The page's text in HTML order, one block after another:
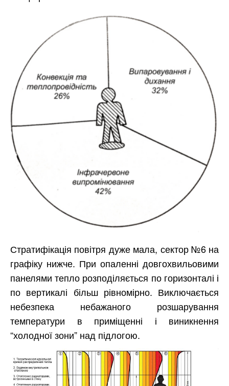
Стратифікація повітря дуже мала, сектор №6 на
графіку нижче. При опаленні довгохвильовими
панелями тепло розподіляється по горизонталі і
по вертикалі більш рівномірно. Виключається
небезпека небажаного розшарування
температури в приміщенні і виникнення
“холодної зони” над підлогою.